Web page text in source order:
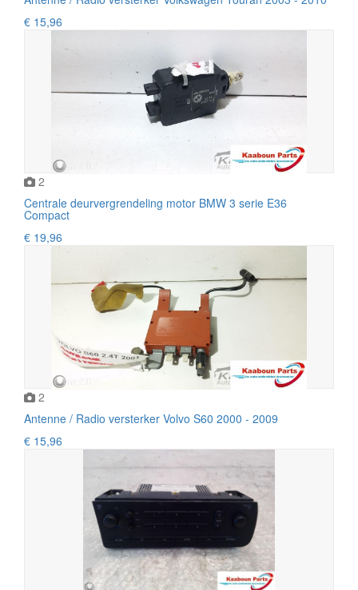
€ 15,96
2
Centrale deurvergrendeling motor BMW 3 serie E36
Compact
€ 19,96
2
Antenne / Radio versterker Volvo S60 2000 - 2009
€ 15,96